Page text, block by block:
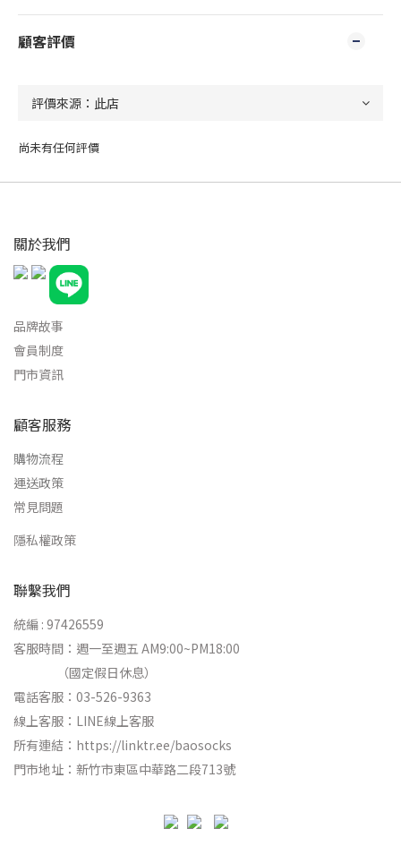
顧客評價
尚未有任何評價
關於我們
品牌故事
會員制度
門市資訊
顧客服務
購物流程
運送政策
常見問題
隱私權政策
聯繫我們
統編 : 97426559
客服時間：週一至週五 AM9:00~PM18:00
（國定假日休息）
電話客服：03-526-9363
線上客服： LINE線上客服
所有連結： https://linktr.ee/baosocks
門市地址：新竹市東區中華路二段713號